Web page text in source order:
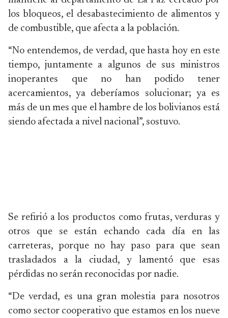
los bloqueos, el desabastecimiento de alimentos y
de combustible, que afecta a la población.
“No entendemos, de verdad, que hasta hoy en este
tiempo, juntamente a algunos de sus ministros
inoperantes que no han podido tener
acercamientos, ya deberíamos solucionar; ya es
más de un mes que el hambre de los bolivianos está
siendo afectada a nivel nacional”, sostuvo.
Se refirió a los productos como frutas, verduras y
otros que se están echando cada día en las
carreteras, porque no hay paso para que sean
trasladados a la ciudad, y lamentó que esas
pérdidas no serán reconocidas por nadie.
“De verdad, es una gran molestia para nosotros
como sector cooperativo que estamos en los nueve